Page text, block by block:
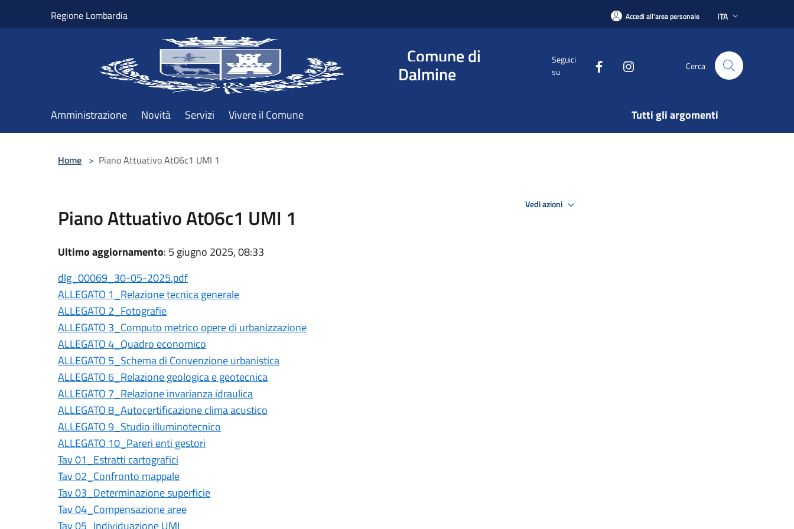
Regione Lombardia Accedi all'area personale ITA
Comune di
Dalmine
Seguici
su
Cerca
Amministrazione Novità Servizi Vivere il Comune Tutti gli argomenti
Home > Piano Attuativo At06c1 UMI 1
Piano Attuativo At06c1 UMI 1
Ultimo aggiornamento: 5 giugno 2025, 08:33
dlg_00069_30-05-2025.pdf
ALLEGATO 1_Relazione tecnica generale
ALLEGATO 2_Fotografie
ALLEGATO 3_Computo metrico opere di urbanizzazione
ALLEGATO 4_Quadro economico
ALLEGATO 5_Schema di Convenzione urbanistica
ALLEGATO 6_Relazione geologica e geotecnica
ALLEGATO 7_Relazione invarianza idraulica
ALLEGATO 8_Autocertificazione clima acustico
ALLEGATO 9_Studio illuminotecnico
ALLEGATO 10_Pareri enti gestori
Tav 01_Estratti cartografici
Tav 02_Confronto mappale
Tav 03_Determinazione superficie
Tav 04_Compensazione aree
Tav 05_Individuazione UMI
Vedi azioni